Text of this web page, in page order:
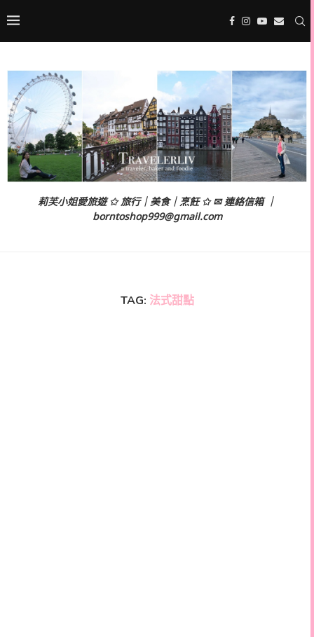
莉芙小姐愛旅遊 ✩ 旅行｜美食｜烹飪 ✩ ✉ 連絡信箱 ｜
borntoshop999@gmail.com
TAG: 法式甜點